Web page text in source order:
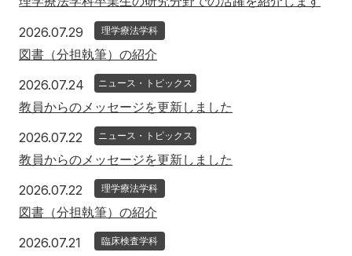
2026.07.29 2026年7月29日
理学療法学科
図書（分担執筆）の紹介
2026.07.24 2026年7月24日
ニュース・トピックス
教員からのメッセージを更新しました
2026.07.22 2026年7月22日
ニュース・トピックス
教員からのメッセージを更新しました
2026.07.22 2026年7月22日
理学療法学科
図書（分担執筆）の紹介
2026.07.21 2026年7月21日
臨床検査学科